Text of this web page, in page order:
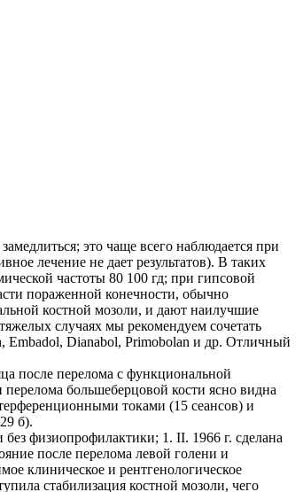
это чаще всего наблюдается при
лечение не дает результатов). В таких
частоты 80 100 гд; при гипсовой
пораженной конечности, обычно
костной мозоли, и дают наилучшие
случаях мы рекомендуем сочетать
Dianabol, Primobolan и др. Отличный
после перелома с функциональной
большеберцовой кости ясно видна
токами (15 сеансов) и
б).
физиопрофилактики; 1. II. 1966 г. сделана
после перелома левой голени и
клиническое и рентгенологическое
стабилизация костной мозоли, чего